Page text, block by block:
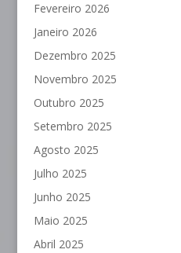
Fevereiro 2026
Janeiro 2026
Dezembro 2025
Novembro 2025
Outubro 2025
Setembro 2025
Agosto 2025
Julho 2025
Junho 2025
Maio 2025
Abril 2025